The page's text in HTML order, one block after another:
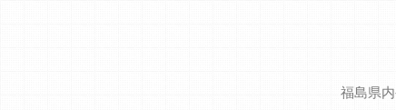
福島県